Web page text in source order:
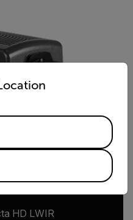
HD LWIR
language from the